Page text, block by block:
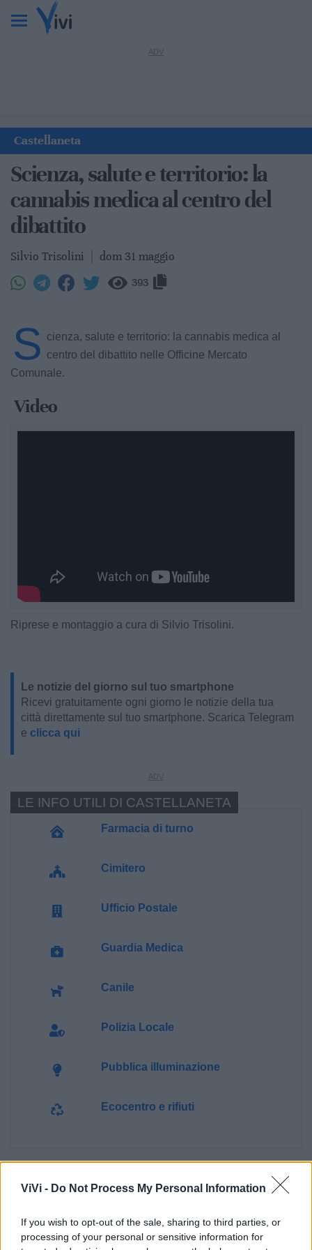
ViVi - Do Not Process My Personal Information
If you wish to opt-out of the sale, sharing to third parties, or
processing of your personal or sensitive information for
Castellaneta
Scienza, salute e territorio: la
cannabis medica al centro del
dibattito
Silvio Trisolini dom 31 maggio
393
S cienza, salute e territorio: la cannabis medica al
centro del dibattito nelle Officine Mercato
Comunale.
Video
Riprese e montaggio a cura di Silvio Trisolini.
Le notizie del giorno sul tuo smartphone
Ricevi gratuitamente ogni giorno le notizie della tua
città direttamente sul tuo smartphone. Scarica Telegram
e clicca qui
Farmacia di turno
Cimitero
Ufficio Postale
Guardia Medica
Canile
Polizia Locale
Pubblica illuminazione
Ecocentro e rifiuti
LE INFO UTILI DI CASTELLANETA